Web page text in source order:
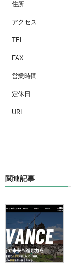
住所
アクセス
TEL
FAX
営業時間
定休日
URL
関連記事